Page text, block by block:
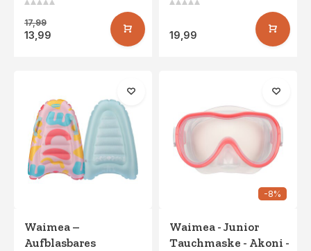
17,99
13,99 19,99
Waimea –
Aufblasbares
-8%
Waimea - Junior
Tauchmaske - Akoni -